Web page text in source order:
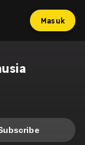
Masuk